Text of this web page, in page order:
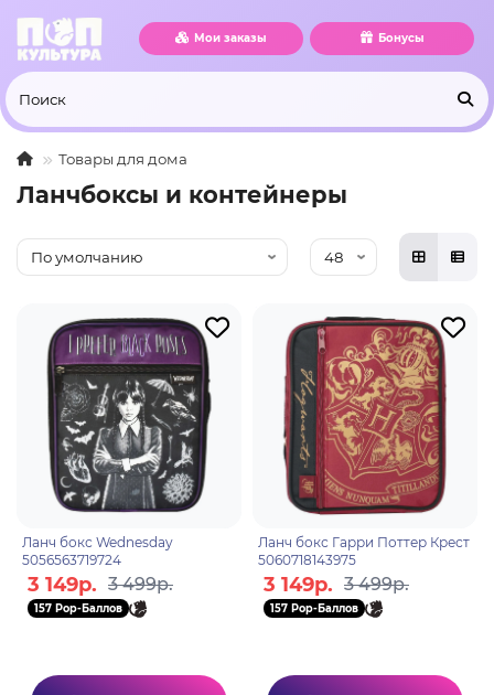
Мои заказы Бонусы
Товары для дома
Ланчбоксы и контейнеры
Ланч бокс Wednesday
5056563719724
3 149р. 3 499р.
157 Pop-Баллов
Ланч бокс Гарри Поттер Крест
5060718143975
3 149р. 3 499р.
157 Pop-Баллов